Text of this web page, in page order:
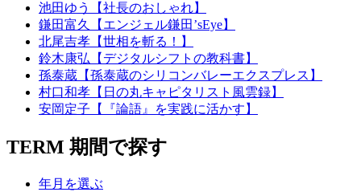
池田ゆう【社長のおしゃれ】
鎌田富久【エンジェル鎌田’sEye】
北尾吉孝【世相を斬る！】
鈴木康弘【デジタルシフトの教科書】
孫泰蔵【孫泰蔵のシリコンバレーエクスプレス】
村口和孝【日の丸キャピタリスト風雲録】
安岡定子【『論語』を実践に活かす】
TERM 期間で探す
年月を選ぶ